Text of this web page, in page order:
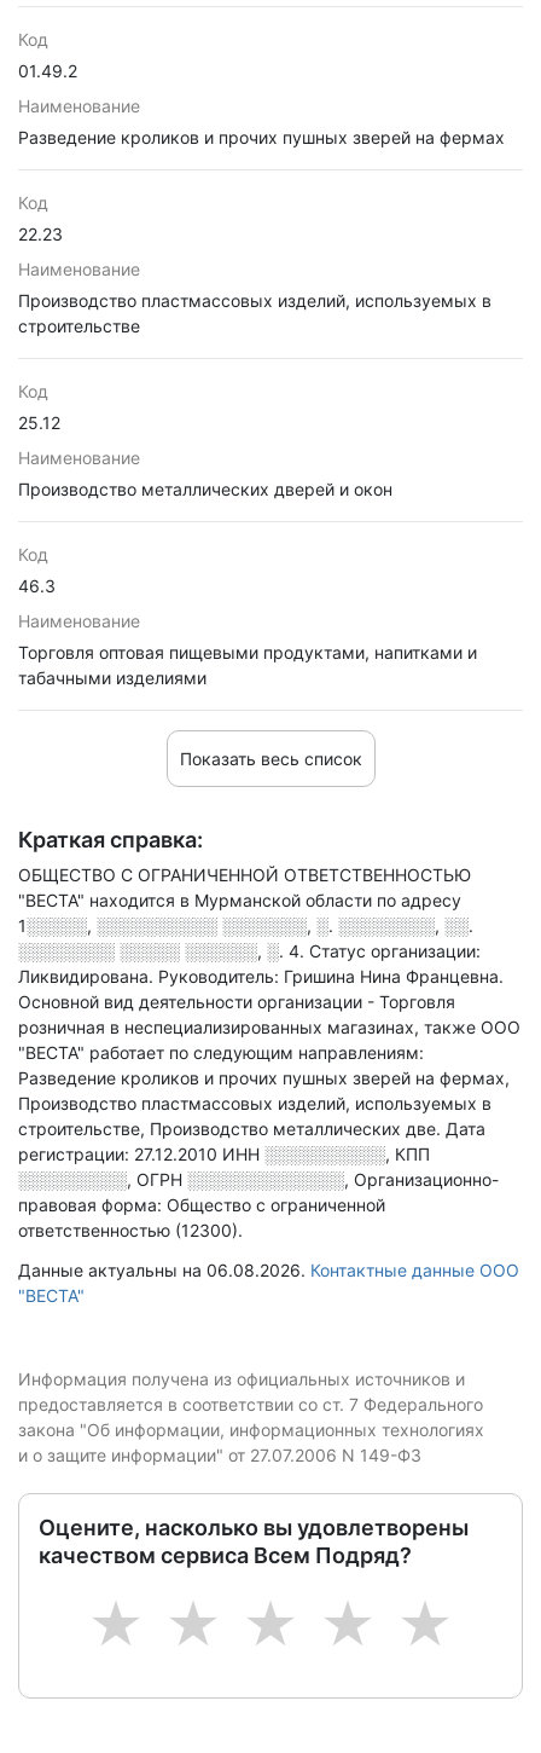
Код
01.49.2
Наименование
Разведение кроликов и прочих пушных зверей на фермах
Код
22.23
Наименование
Производство пластмассовых изделий, используемых в
строительстве
Код
25.12
Наименование
Производство металлических дверей и окон
Код
46.3
Наименование
Торговля оптовая пищевыми продуктами, напитками и
табачными изделиями
Показать весь список
Краткая справка:
ОБЩЕСТВО С ОГРАНИЧЕННОЙ ОТВЕТСТВЕННОСТЬЮ
"ВЕСТА" находится в Мурманской области по адресу
1░░░░░, ░░░░░░░░░░ ░░░░░░░, ░. ░░░░░░░░, ░░.
░░░░░░░░ ░░░░░ ░░░░░░, ░. 4. Статус организации:
Ликвидирована. Руководитель: Гришина Нина Францевна.
Основной вид деятельности организации - Торговля
розничная в неспециализированных магазинах, также ООО
"ВЕСТА" работает по следующим направлениям:
Разведение кроликов и прочих пушных зверей на фермах,
Производство пластмассовых изделий, используемых в
строительстве, Производство металлических две. Дата
регистрации: 27.12.2010 ИНН ░░░░░░░░░░, КПП
░░░░░░░░░, ОГРН ░░░░░░░░░░░░░, Организационно-
правовая форма: Общество с ограниченной
ответственностью (12300).
Данные актуальны на 06.08.2026. Контактные данные ООО
"ВЕСТА"
Информация получена из официальных источников и
предоставляется в соответствии со ст. 7 Федерального
закона "Об информации, информационных технологиях
и о защите информации" от 27.07.2006 N 149-ФЗ
Оцените, насколько вы удовлетворены
качеством сервиса Всем Подряд?
5
4
3
2
1